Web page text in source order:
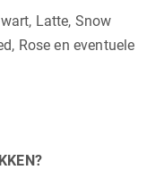
Latte, Snow
Rose en eventuele